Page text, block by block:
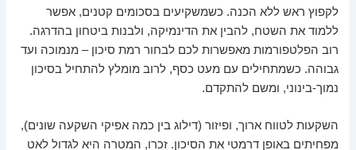
לקפוץ ראש ללא הכנה. כשמשקיעים בסכומים קטנים, אפשר
ללמוד את השטח, להבין את הדינמיקה, ולבנות ביטחון בהדרגה.
רוב הפלטפורמות מאפשרות לכם לבחור רמת סיכון – מנמוכה ועד
גבוהה. כשמתחילים עם מעט כסף, לרוב מומלץ להתחיל בסיכון
נמוך-בינוני, ומשם להתקדם.
השקעות לטווח ארוך, ופיזור (דילוג בין כמה אפיקי השקעה שונים),
מפחיתים באופן דרמטי את הסיכון. זכרו, המטרה היא לגדול לאט